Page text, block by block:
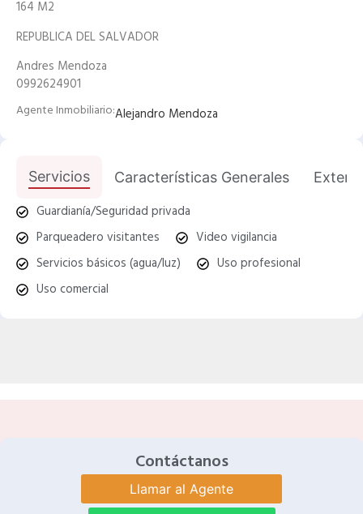
164 M2
REPUBLICA DEL SALVADOR
Andres Mendoza
0992624901
Agente Inmobiliario:Alejandro Mendoza
Servicios Características Generales
Guardianía/Seguridad privada
Parqueadero visitantes
Video vigilancia
Servicios básicos (agua/luz)
Uso profesional
Uso comercial
Contáctanos
Llamar al Agente